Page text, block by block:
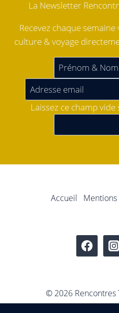
La Newsletter
Recevez chaque
culture & voyage
Laissez ce champ
Accueil Mentions
© 2026 Rencontres